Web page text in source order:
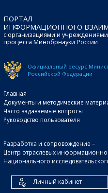
ПОРТАЛ
ИНФОРМАЦИОННОГО
с организациями и
процесса Минобрнауки России
Официальный ресурс
Российской Федерации
Главная
Документы и методические
Часто задаваемые вопросы
Руководство пользователя
Разработка и сопровождение –
Центр отраслевых
Национального
Личный кабинет